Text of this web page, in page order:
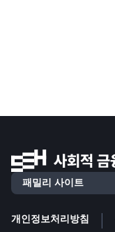
개인정보처리방침 |